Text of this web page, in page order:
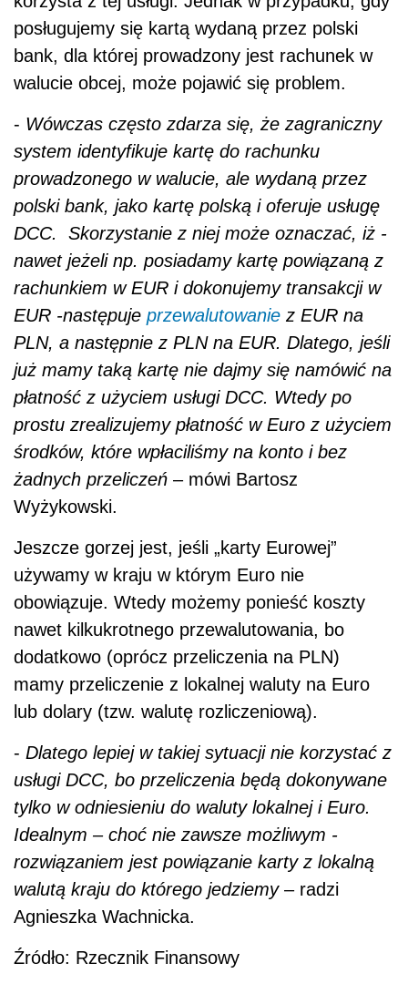
posługujemy się kartą wydaną przez polski
bank, dla której prowadzony jest rachunek w
walucie obcej, może pojawić się problem.
- Wówczas często zdarza się, że zagraniczny
system identyfikuje kartę do rachunku
prowadzonego w walucie, ale wydaną przez
polski bank, jako kartę polską i oferuje usługę
DCC. Skorzystanie z niej może oznaczać, iż -
nawet jeżeli np. posiadamy kartę powiązaną z
rachunkiem w EUR i dokonujemy transakcji w
EUR -następuje przewalutowanie z EUR na
PLN, a następnie z PLN na EUR. Dlatego, jeśli
już mamy taką kartę nie dajmy się namówić na
płatność z użyciem usługi DCC. Wtedy po
prostu zrealizujemy płatność w Euro z użyciem
środków, które wpłaciliśmy na konto i bez
żadnych przeliczeń – mówi Bartosz
Wyżykowski.
Jeszcze gorzej jest, jeśli „karty Eurowej”
używamy w kraju w którym Euro nie
obowiązuje. Wtedy możemy ponieść koszty
nawet kilkukrotnego przewalutowania, bo
dodatkowo (oprócz przeliczenia na PLN)
mamy przeliczenie z lokalnej waluty na Euro
lub dolary (tzw. walutę rozliczeniową).
- Dlatego lepiej w takiej sytuacji nie korzystać z
usługi DCC, bo przeliczenia będą dokonywane
tylko w odniesieniu do waluty lokalnej i Euro.
Idealnym – choć nie zawsze możliwym -
rozwiązaniem jest powiązanie karty z lokalną
walutą kraju do którego jedziemy – radzi
Agnieszka Wachnicka.
Źródło: Rzecznik Finansowy